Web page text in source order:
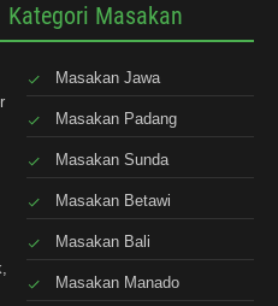
Kategori Masakan
Masakan Jawa
Masakan Padang
Masakan Sunda
Masakan Betawi
Masakan Bali
Masakan Manado